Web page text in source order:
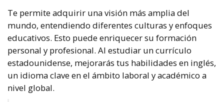
Te permite adquirir una visión más amplia del
mundo, entendiendo diferentes culturas y enfoques
educativos. Esto puede enriquecer su formación
personal y profesional. Al estudiar un currículo
estadounidense, mejorarás tus habilidades en inglés,
un idioma clave en el ámbito laboral y académico a
nivel global.